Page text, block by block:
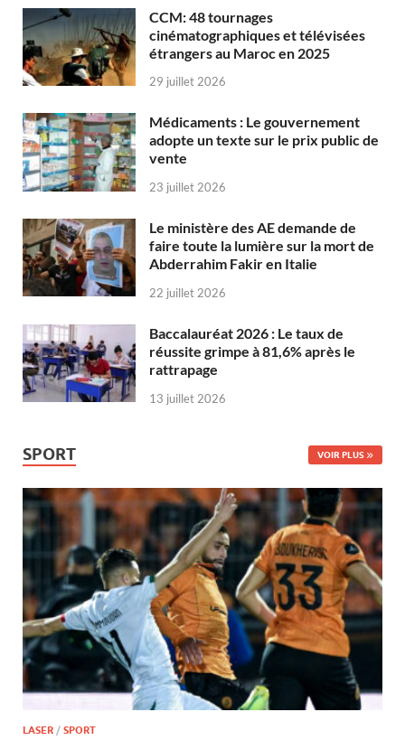
CCM: 48 tournages
cinématographiques et télévisées
étrangers au Maroc en 2025
29 juillet 2026
Médicaments : Le gouvernement
adopte un texte sur le prix public de
vente
23 juillet 2026
Le ministère des AE demande de
faire toute la lumière sur la mort de
Abderrahim Fakir en Italie
22 juillet 2026
Baccalauréat 2026 : Le taux de
réussite grimpe à 81,6% après le
rattrapage
13 juillet 2026
SPORT VOIR PLUS
LASER / SPORT